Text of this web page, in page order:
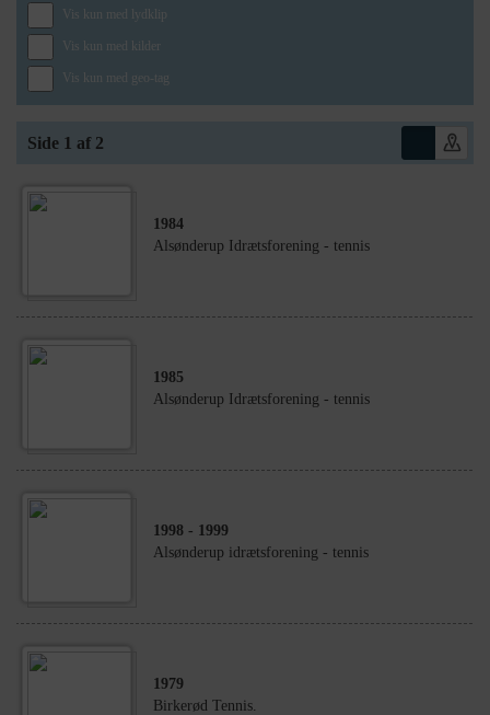
Vis kun med lydklip
Vis kun med kilder
Vis kun med geo-tag
Side 1 af 2
1984
Alsønderup Idrætsforening - tennis
1985
Alsønderup Idrætsforening - tennis
1998 - 1999
Alsønderup idrætsforening - tennis
1979
Birkerød Tennis.